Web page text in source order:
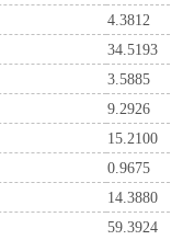
4.3812
34.5193
3.5885
9.2926
15.2100
0.9675
14.3880
59.3924